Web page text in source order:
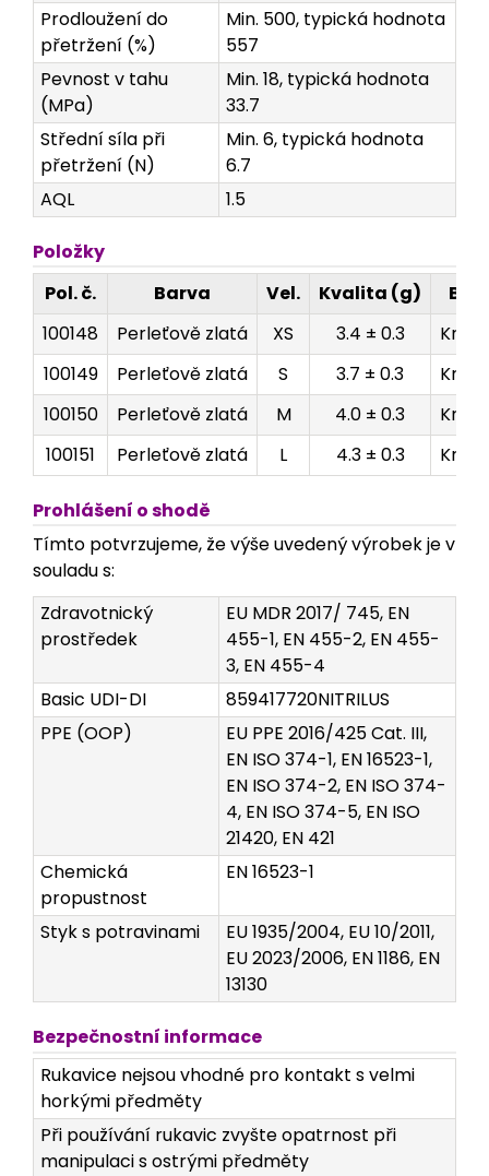
Prodloužení do
přetržení (%)
Min. 500, typická hodnota
557
Pevnost v tahu
(MPa)
Min. 18, typická hodnota
33.7
Střední síla při
přetržení (N)
Min. 6, typická hodnota
6.7
AQL
1.5
Položky
Pol. č.
Barva Vel. Kvalita (g)
100148
Perleťově zlatá XS 3.4 ± 0.3
100149
Perleťově zlatá S 3.7 ± 0.3
100150
Perleťově zlatá M 4.0 ± 0.3
100151
Perleťově zlatá L 4.3 ± 0.3
Prohlášení o shodě
Tímto potvrzujeme, že výše uvedený výrobek je v
souladu s:
Zdravotnický
prostředek
EU MDR 2017/ 745, EN
455-1, EN 455-2, EN 455-
3, EN 455-4
Basic UDI-DI
859417720NITRILUS
PPE (OOP)
EU PPE 2016/425 Cat. III,
EN ISO 374-1, EN 16523-1,
EN ISO 374-2, EN ISO 374-
4, EN ISO 374-5, EN ISO
21420, EN 421
Chemická
propustnost
EN 16523-1
Styk s potravinami
EU 1935/2004, EU 10/2011,
EU 2023/2006, EN 1186, EN
13130
Bezpečnostní informace
Rukavice nejsou vhodné pro kontakt s velmi
horkými předměty
Při používání rukavic zvyšte opatrnost při
manipulaci s ostrými předměty